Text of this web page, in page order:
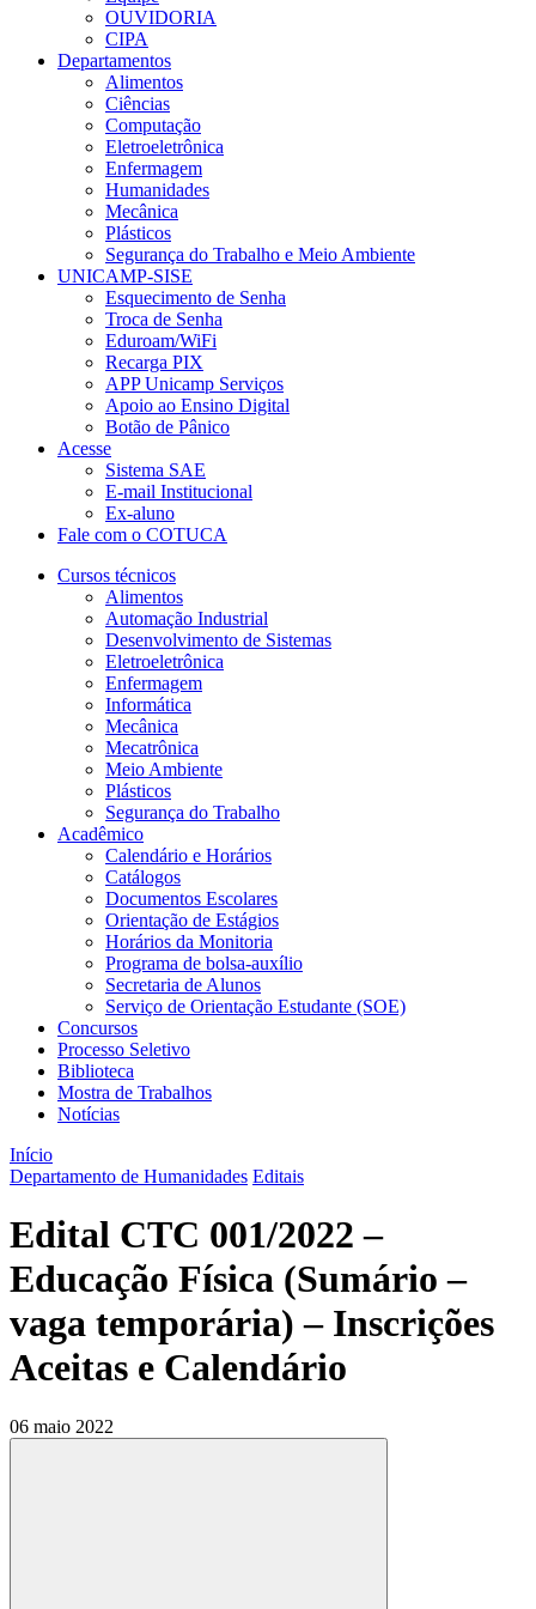
OUVIDORIA
CIPA
Departamentos
Alimentos
Ciências
Computação
Eletroeletrônica
Enfermagem
Humanidades
Mecânica
Plásticos
Segurança do Trabalho e Meio Ambiente
UNICAMP-SISE
Esquecimento de Senha
Troca de Senha
Eduroam/WiFi
Recarga PIX
APP Unicamp Serviços
Apoio ao Ensino Digital
Botão de Pânico
Acesse
Sistema SAE
E-mail Institucional
Ex-aluno
Fale com o COTUCA
Cursos técnicos
Alimentos
Automação Industrial
Desenvolvimento de Sistemas
Eletroeletrônica
Enfermagem
Informática
Mecânica
Mecatrônica
Meio Ambiente
Plásticos
Segurança do Trabalho
Acadêmico
Calendário e Horários
Catálogos
Documentos Escolares
Orientação de Estágios
Horários da Monitoria
Programa de bolsa-auxílio
Secretaria de Alunos
Serviço de Orientação Estudante (SOE)
Concursos
Processo Seletivo
Biblioteca
Mostra de Trabalhos
Notícias
Início
Departamento de Humanidades Editais
Edital CTC 001/2022 –
Educação Física (Sumário –
vaga temporária) – Inscrições
Aceitas e Calendário
06 maio 2022